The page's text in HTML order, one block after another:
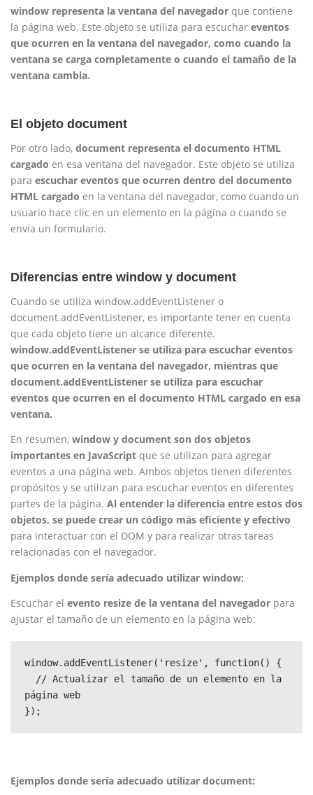
window representa la ventana del navegador que contiene
la página web. Este objeto se utiliza para escuchar eventos
que ocurren en la ventana del navegador, como cuando la
ventana se carga completamente o cuando el tamaño de la
ventana cambia.
El objeto document
Por otro lado, document representa el documento HTML
cargado en esa ventana del navegador. Este objeto se utiliza
para escuchar eventos que ocurren dentro del documento
HTML cargado en la ventana del navegador, como cuando un
usuario hace clic en un elemento en la página o cuando se
envía un formulario.
Diferencias entre window y document
Cuando se utiliza window.addEventListener o
document.addEventListener, es importante tener en cuenta
que cada objeto tiene un alcance diferente.
window.addEventListener se utiliza para escuchar eventos
que ocurren en la ventana del navegador, mientras que
document.addEventListener se utiliza para escuchar
eventos que ocurren en el documento HTML cargado en esa
ventana.
En resumen, window y document son dos objetos
importantes en JavaScript que se utilizan para agregar
eventos a una página web. Ambos objetos tienen diferentes
propósitos y se utilizan para escuchar eventos en diferentes
partes de la página. Al entender la diferencia entre estos dos
objetos, se puede crear un código más eficiente y efectivo
para interactuar con el DOM y para realizar otras tareas
relacionadas con el navegador.
Ejemplos donde sería adecuado utilizar window:
Escuchar el evento resize de la ventana del navegador para
ajustar el tamaño de un elemento en la página web:
window.addEventListener('resize', function() {
página web
Ejemplos donde sería adecuado utilizar document: